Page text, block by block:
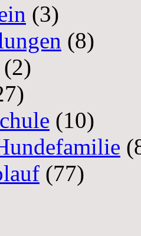
(3)
(8)
(2)
(10)
(77)